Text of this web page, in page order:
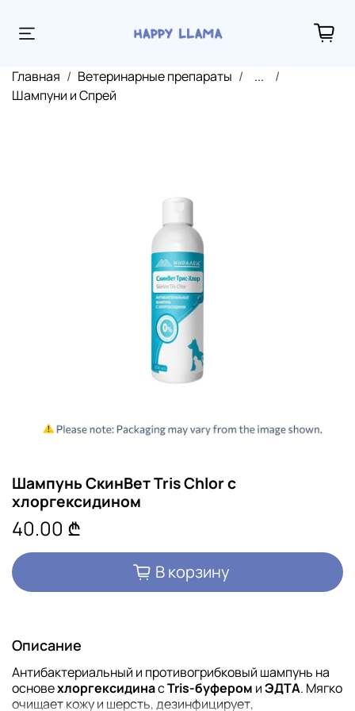
Главная Ветеринарные препараты
...
Шампуни и Спрей
Шампунь СкинВет Tris Chlor с
хлоргексидином
40.00 ₾
В корзину
Описание
Антибактериальный и противогрибковый шампунь на
основехлоргексидинасTris-буфером иЭДТА. Мягко
очищает кожу и шерсть, дезинфицирует,